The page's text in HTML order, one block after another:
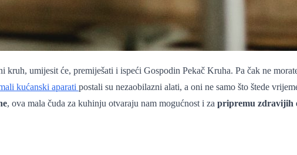
umijesit će, premiješati i ispeći Gospodin Pekač Kruha. Pa čak ne
kućanski aparati postali su nezaobilazni alati, a oni ne samo što štede
, ova mala čuda za kuhinju otvaraju nam mogućnost i za pripremu zdravijih